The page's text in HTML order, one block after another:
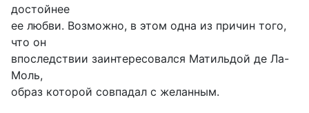
достойнее
ее любви. Возможно, в этом одна из причин того,
что он
впоследствии заинтересовался Матильдой де Ла-
Моль,
образ которой совпадал с желанным.